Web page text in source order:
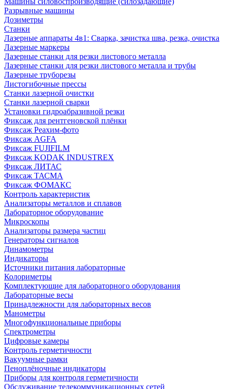
Разрывные машины
Дозиметры
Станки
Лазерные аппараты 4в1: Сварка, зачистка шва, резка, очистка
Лазерные маркеры
Лазерные станки для резки листового металла
Лазерные станки для резки листового металла и трубы
Лазерные труборезы
Листогибочные прессы
Станки лазерной очистки
Станки лазерной сварки
Установки гидроабразивной резки
Фиксаж для рентгеновской плёнки
Фиксаж Реахим-фото
Фиксаж AGFA
Фиксаж FUJIFILM
Фиксаж KODAK INDUSTREX
Фиксаж ЛИТАС
Фиксаж ТАСМА
Фиксаж ФОМАКС
Контроль характеристик
Анализаторы металлов и сплавов
Лабораторное оборудование
Микроскопы
Анализаторы размера частиц
Генераторы сигналов
Динамометры
Индикаторы
Источники питания лабораторные
Колориметры
Комплектующие для лабораторного оборудования
Лабораторные весы
Принадлежности для лабораторных весов
Манометры
Многофункциональные приборы
Спектрометры
Цифровые камеры
Контроль герметичности
Вакуумные рамки
Пеноплёночные индикаторы
Приборы для контроля герметичности
Обслуживание телекоммуникационных сетей